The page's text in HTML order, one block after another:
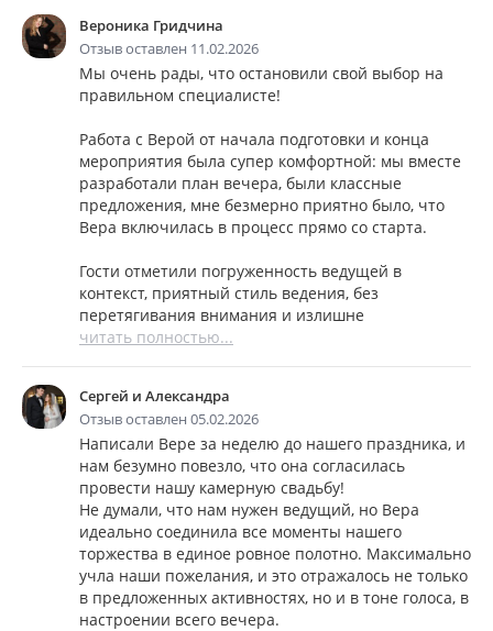
Вероника Гридчина
Отзыв оставлен 11.02.2026
Мы очень рады, что остановили свой выбор на
правильном специалисте!
Работа с Верой от начала подготовки и конца
мероприятия была супер комфортной: мы вместе
разработали план вечера, были классные
предложения, мне безмерно приятно было, что
Вера включилась в процесс прямо со старта.
Гости отметили погруженность ведущей в
контекст, приятный стиль ведения, без
перетягивания внимания и излишне
читать полностью...
Сергей и Александра
Отзыв оставлен 05.02.2026
Написали Вере за неделю до нашего праздника, и
нам безумно повезло, что она согласилась
провести нашу камерную свадьбу!
Не думали, что нам нужен ведущий, но Вера
идеально соединила все моменты нашего
торжества в единое ровное полотно. Максимально
учла наши пожелания, и это отражалось не только
в предложенных активностях, но и в тоне голоса, в
настроении всего вечера.